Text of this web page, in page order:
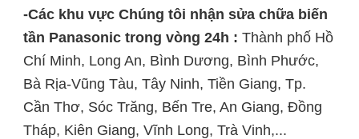
-Các khu vực Chúng tôi nhận sửa chữa biến
tần Panasonic trong vòng 24h :Thành phố Hồ
Chí Minh, Long An, Bình Dương, Bình Phước,
Bà Rịa-Vũng Tàu, Tây Ninh, Tiền Giang, Tp.
Cần Thơ, Sóc Trăng, Bến Tre, An Giang, Đồng
Tháp, Kiên Giang, Vĩnh Long, Trà Vinh,...